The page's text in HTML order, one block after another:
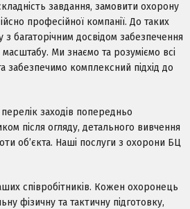
завдання, замовити охорону
професійної компанії. До таких
багаторічним досвідом забезпечення
масштабу. Ми знаємо та розуміємо всі
забезпечимо комплексний підхід до
перелік заходів попередньо
після огляду, детального вивчення
об’єкта. Наші послуги з охорони БЦ
співробітників. Кожен охоронець
фізичну та тактичну підготовку,